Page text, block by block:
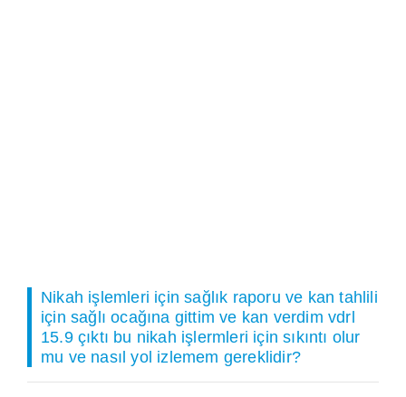
Nikah işlemleri için sağlık raporu ve kan tahlili
için sağlı ocağına gittim ve kan verdim vdrl
15.9 çıktı bu nikah işlermleri için sıkıntı olur
mu ve nasıl yol izlemem gereklidir?